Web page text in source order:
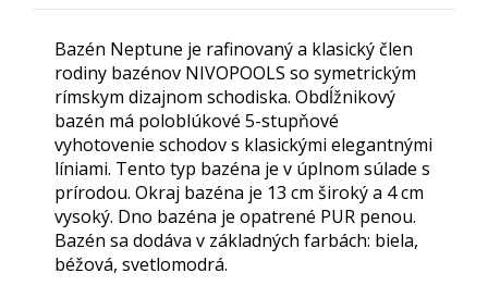
Bazén Neptune je rafinovaný a klasický člen
rodiny bazénov NIVOPOOLS so symetrickým
rímskym dizajnom schodiska. Obdĺžnikový
bazén má poloblúkové 5-stupňové
vyhotovenie schodov s klasickými elegantnými
líniami. Tento typ bazéna je v úplnom súlade s
prírodou. Okraj bazéna je 13 cm široký a 4 cm
vysoký. Dno bazéna je opatrené PUR penou.
Bazén sa dodáva v základných farbách: biela,
béžová, svetlomodrá.